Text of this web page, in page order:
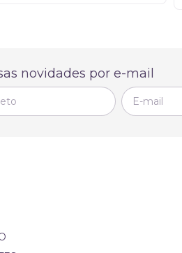
novidades por e-mail